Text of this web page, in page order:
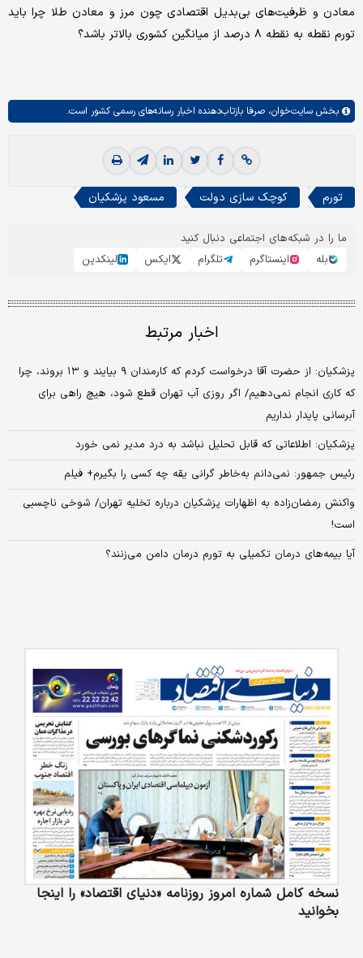
معادن و ظرفیت‌های بی‌بدیل اقتصادی چون مرز و معادن طلا چرا باید
تورم نقطه به نقطه ۸ درصد از میانگین کشوری بالاتر باشد؟
بخش سایت‌خوان، صرفا بازتاب‌دهنده اخبار رسانه‌های رسمی کشور است.
تورم کوچک سازی دولت مسعود پزشکيان
ما را در شبکه‌های اجتماعی دنبال کنید
بله
اینستاگرم تلگرام ایکس لینکدین
اخبار مرتبط
پزشکیان: از حضرت آقا درخواست کردم که کارمندان ۹ بیایند و ۱۳ بروند، چرا
که کاری انجام نمی‌دهیم/ اگر روزی آب تهران قطع شود، هیچ راهی برای
آبرسانی پایدار نداریم
پزشکیان: اطلاعاتی که قابل تحلیل نباشد به درد مدیر نمی خورد
رئیس جمهور: نمی‌دانم به‌خاطر گرانی یقه چه کسی را بگیرم+ فیلم
واکنش رمضان‌زاده به اظهارات پزشکیان درباره تخلیه تهران/ شوخی ناچسبی
است!
آیا بیمه‌های درمان تکمیلی به تورم درمان دامن می‌زنند؟
نسخه کامل شماره امروز روزنامه «دنیای‌ اقتصاد» را اینجا
بخوانید